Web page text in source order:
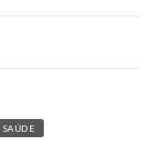
SAÚDE